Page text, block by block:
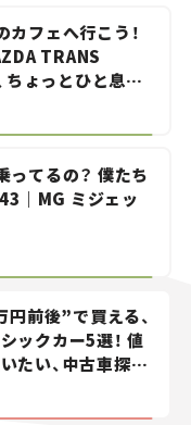
カフェへ行こう！
TRANS
ちょっとひと息。
クルマでどうす
ってるの？ 僕たち
｜MG ミジェッ
前後”で買える、
ックカー5選！ 値
たい、中古車探し
ょっとイケてるマ